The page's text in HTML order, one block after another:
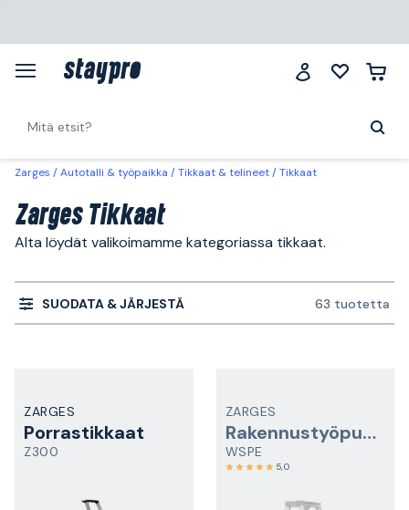
Zarges Autotalli & työpaikka Tikkaat & telineet Tikkaat
Zarges Tikkaat
Alta löydät valikoimamme kategoriassa tikkaat.
SUODATA & JÄRJESTÄ 63 tuotetta
ZARGES
Porrastikkaat
Z300
ZARGES
Rakennustyöpukki
WSPE
5,0